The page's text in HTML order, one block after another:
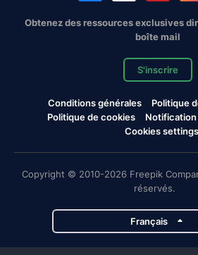
Obtenez des ressources exclusives
boîte mail
S'inscrire
Conditions générales
Politique
Politique de cookies
Cookies settings
Copyright © 2010-2026 Freepik
réservés.
Français